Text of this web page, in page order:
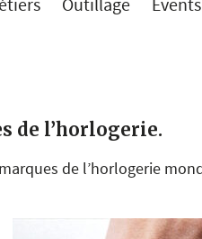
de l’horlogerie.
de l’horlogerie